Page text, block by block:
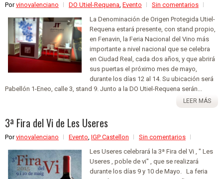
Porvinovalenciano DO Utiel-Requena Evento
Sin comentarios
La Denominación de Origen Protegida Utiel-
Requena estará presente, con stand propio,
en Fenavin, la Feria Nacional del Vino más
importante a nivel nacional que se celebra
en Ciudad Real, cada dos años, y que abrirá
sus puertas el próximo mes de mayo,
durante los días 12 al 14. Su ubicación será
Pabellón 1-Eneo, calle 3, stand 9. Junto a la DO Utiel-Requena serán...
LEER MÁS
3ª Fira del Vi de Les Useres
Porvinovalenciano Evento IGP Castellon
Sin comentarios
Les Useres celebrará la 3ª Fira del Vi , " Les
Useres , poble de vi" , que se realizará
durante los días 9 y 10 de Mayo. La feria